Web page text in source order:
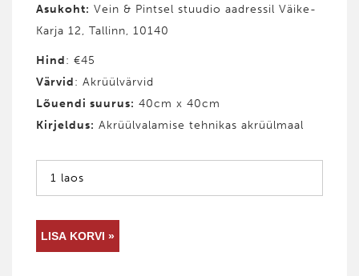
Asukoht: Vein & Pintsel stuudio aadressil Väike-
Karja 12, Tallinn, 10140
Hind: €45
Värvid: Akrüülvärvid
Lõuendi suurus: 40cm x 40cm
Kirjeldus: Akrüülvalamise tehnikas akrüülmaal
1 laos
AKRÜÜL­
LISA KORVI »